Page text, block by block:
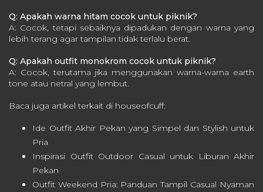
Q: Apakah warna hitam cocok untuk piknik?
A: Cocok, tetapi sebaiknya dipadukan dengan warna yang
lebih terang agar tampilan tidak terlalu berat.
Q: Apakah outfit monokrom cocok untuk piknik?
A: Cocok, terutama jika menggunakan warna-warna earth
tone atau netral yang lembut.
Baca juga artikel terkait di houseofcuff:
Ide Outfit Akhir Pekan yang Simpel dan Stylish untuk
Pria
Inspirasi Outfit Outdoor Casual untuk Liburan Akhir
Pekan
Outfit Weekend Pria: Panduan Tampil Casual Nyaman